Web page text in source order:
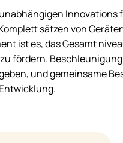
sätzen von
ist es, das Gesamt
fördern.
und gemeinsame